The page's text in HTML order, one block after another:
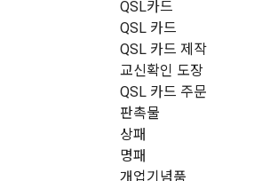
QSL카드
QSL 카드
QSL 카드 제작
교신확인 도장
QSL 카드 주문
판촉물
상패
명패
개업기념품